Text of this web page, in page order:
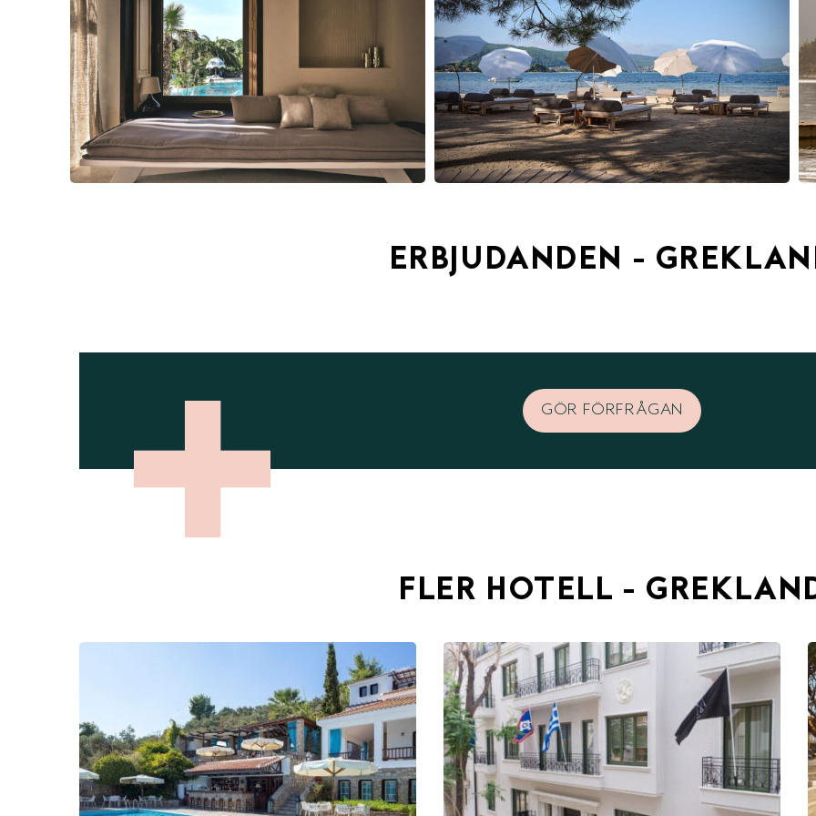
ERBJUDANDEN -
GÖR FÖRFRÅGAN
FLER HOTELL -